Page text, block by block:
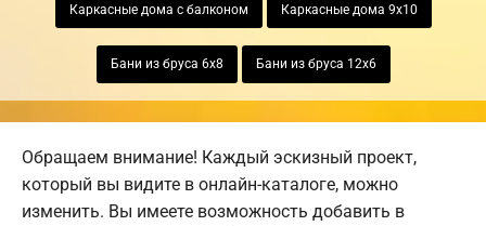
Каркасные дома с балконом Каркасные дома 9х10
Бани из бруса 6х8 Бани из бруса 12х6
Обращаем внимание! Каждый эскизный проект,
который вы видите в онлайн-каталоге, можно
изменить. Вы имеете возможность добавить в